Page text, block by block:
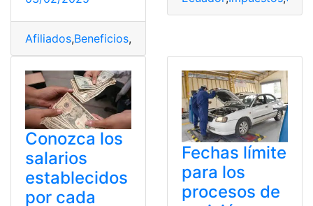
Afiliados,Beneficios,
Conozca los
salarios
establecidos
por cada
Fechas límite
para los
procesos de